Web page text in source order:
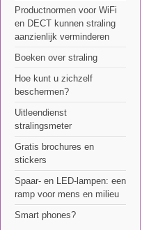
Productnormen voor WiFi
en DECT kunnen straling
aanzienlijk verminderen
Boeken over straling
Hoe kunt u zichzelf
beschermen?
Uitleendienst
stralingsmeter
Gratis brochures en
stickers
Spaar- en LED-lampen: een
ramp voor mens en milieu
Smart phones?